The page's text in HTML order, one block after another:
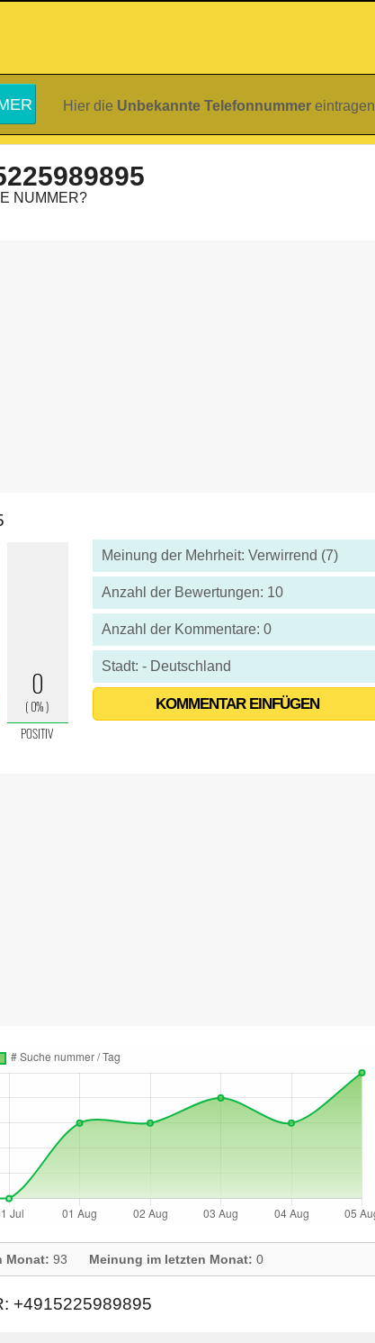
Hier die Unbekannte Telefonnummer eintragen
NUMMER?
Meinung der Mehrheit: Verwirrend (7)
Anzahl der Bewertungen: 10
Anzahl der Kommentare: 0
Stadt: - Deutschland
KOMMENTAR EINFÜGEN
Monat: 93 Meinung im letzten Monat: 0
+4915225989895